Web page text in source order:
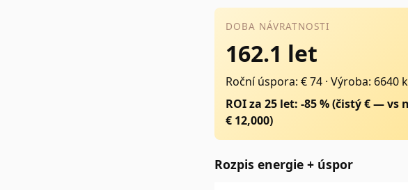
DOBA NÁVRATNOSTI
162.1 let
Roční úspora: € 74 · Výroba: 6640
ROI za 25 let: -85 % (čistý € — vs
€ 12,000)
Rozpis energie + úspor